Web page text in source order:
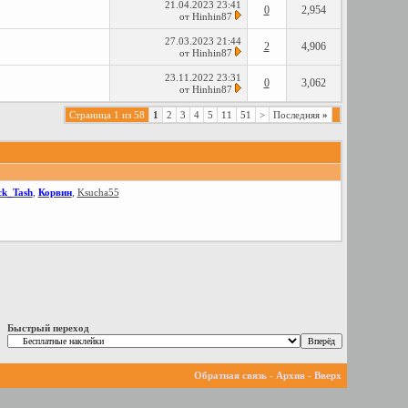
21.04.2023 23:41
от Hinhin87 0 2,954
27.03.2023 21:44
от Hinhin87 2 4,906
23.11.2022 23:31
от Hinhin87 0 3,062
Страница 1 из 58 1 2 3 4 5 11 51 > Последняя»
, Корвин, Ksucha55
Быстрый переход
Обратная связь- Архив- Вверх